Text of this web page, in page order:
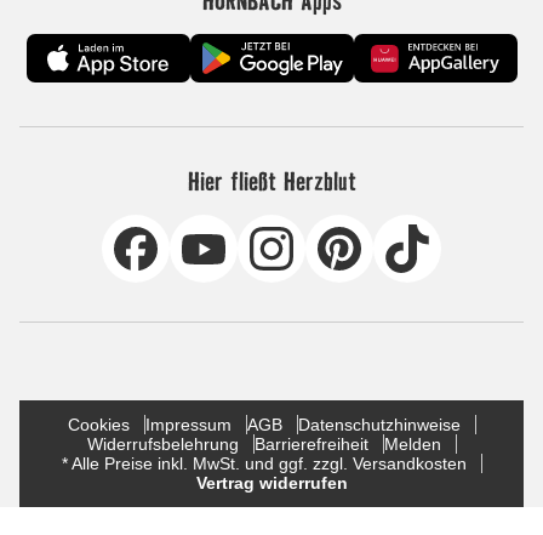
Hier fließt Herzblut
Cookies Impressum AGB
Datenschutzhinweise
Widerrufsbelehrung
Barrierefreiheit
Melden
* Alle Preise inkl. MwSt. und ggf. zzgl. Versandkosten
Vertrag widerrufen